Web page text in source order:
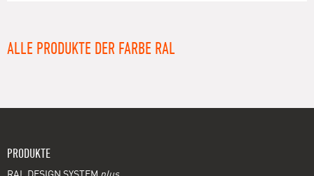
ALLE PRODUKTE DER FARBE RAL
PRODUKTE